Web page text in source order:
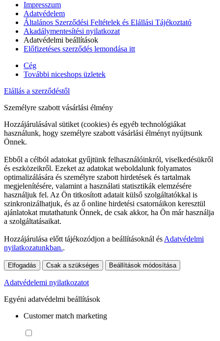
Impresszum
Adatvédelem
Általános Szerződési Feltételek és Elállási Tájékoztató
Akadálymentesítési nyilatkozat
Adatvédelmi beállítások
Előfizetéses szerződés lemondása itt
Cég
További niceshops üzletek
Elállás a szerződéstől
Személyre szabott vásárlási élmény
Hozzájárulásával sütiket (cookies) és egyéb technológiákat
használunk, hogy személyre szabott vásárlási élményt nyújtsunk
Önnek.
Ebből a célból adatokat gyűjtünk felhasználóinkról, viselkedésükről
és eszközeikről. Ezeket az adatokat weboldalunk folyamatos
optimalizálására és személyre szabott hirdetések és tartalmak
megjelenítésére, valamint a használati statisztikák elemzésére
használjuk fel. Az Ön titkosított adatait külső szolgáltatókkal is
szinkronizálhatjuk, és az ő online hirdetési csatornáikon keresztül
ajánlatokat mutathatunk Önnek, de csak akkor, ha Ön már használja
a szolgáltatásaikat.
Hozzájárulása előtt tájékozódjon a beállításoknál és Adatvédelmi
nyilatkozatunkban..
Elfogadás Csak a szükséges Beállítások módosítása
Adatvédelemi nyilatkozatot
Egyéni adatvédelmi beállítások
Customer match marketing